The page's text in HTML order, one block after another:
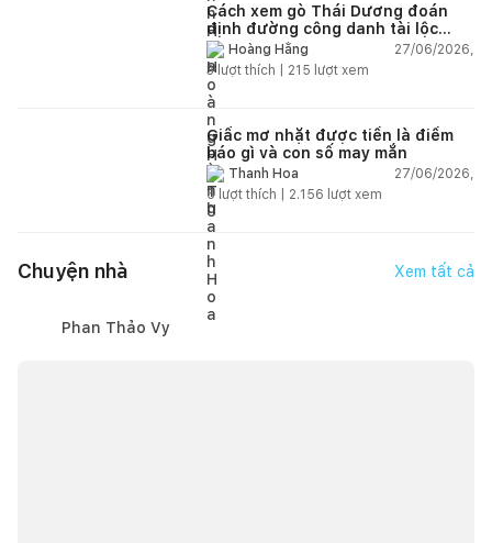
Cách xem gò Thái Dương đoán
định đường công danh tài lộc
theo nhân tướng học
Hoàng Hằng
27/06/2026,
3lượt thích | 215 lượt xem
Giấc mơ nhặt được tiền là điềm
báo gì và con số may mắn
Thanh Hoa
27/06/2026,
6 lượt thích | 2.156 lượt xem
Chuyện nhà Xem tất cả
Phan Thảo Vy